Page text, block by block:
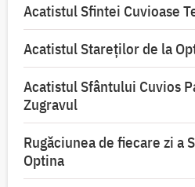
Acatistul Sfintei Cuvioase
Acatistul Stareţilor de la
Acatistul Sfântului Cuvios
Zugravul
Rugăciunea de fiecare zi a
Optina